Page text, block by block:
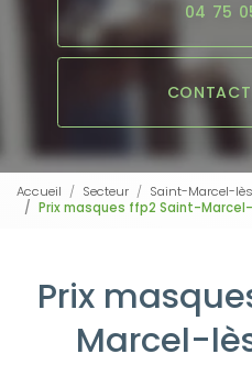
04 75
Accueil Secteur
Saint-Marcel-
Prix masques ffp2 Saint-
Prix
Marcel-